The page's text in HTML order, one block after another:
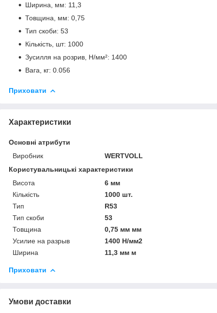
Ширина, мм: 11,3
Товщина, мм: 0,75
Тип скоби: 53
Кількість, шт: 1000
Зусилля на розрив, Н/мм²: 1400
Вага, кг: 0.056
Приховати
Характеристики
Основні атрибути
Виробник
WERTVOLL
Користувальницькі характеристики
Висота
6 мм
Кількість
1000 шт.
Тип
R53
Тип скоби
53
Товщина
0,75 мм мм
Усилие на разрыв
1400 Н/мм2
Ширина
11,3 мм м
Приховати
Умови доставки